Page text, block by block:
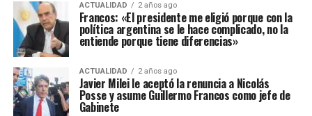
ACTUALIDAD 2 años ago
Francos: «El presidente me eligió porque con la
política argentina se le hace complicado, no la
entiende porque tiene diferencias»
ACTUALIDAD 2 años ago
Javier Milei le aceptó la renuncia a Nicolás
Posse y asume Guillermo Francos como jefe de
Gabinete